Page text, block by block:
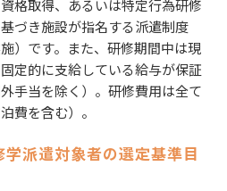
格取得、あるいは特定行為研修
づき施設が指名する派遣制度
）です。また、研修期間中は現
定的に支給している給与が保証
手当を除く）。研修費用は全て
費を含む）。
派遣対象者の選定基準目